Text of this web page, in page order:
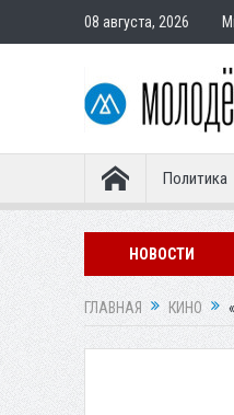
08 августа, 2026
Политика
НОВОСТИ
«Динамо» осталось
ГЛАВНАЯ КИНО